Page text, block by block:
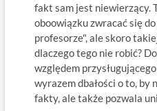
fakt sam jest niewierzący.
oboowiązku zwracać się
profesorze", ale skoro
dlaczego tego nie robić?
względem
wyrazem dbałości o to, by
fakty, ale także pozwala